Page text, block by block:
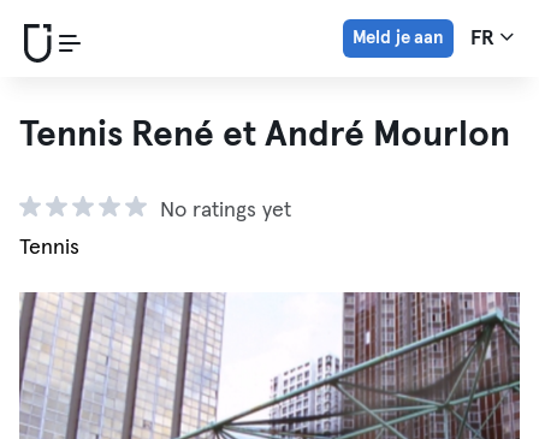
Meld je aan FR
Tennis René et André Mourlon
No ratings yet
Tennis